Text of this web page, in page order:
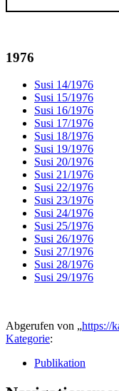
1976
Susi 14/1976
Susi 15/1976
Susi 16/1976
Susi 17/1976
Susi 18/1976
Susi 19/1976
Susi 20/1976
Susi 21/1976
Susi 22/1976
Susi 23/1976
Susi 24/1976
Susi 25/1976
Susi 26/1976
Susi 27/1976
Susi 28/1976
Susi 29/1976
Abgerufen von „https://
Kategorie:
Publikation